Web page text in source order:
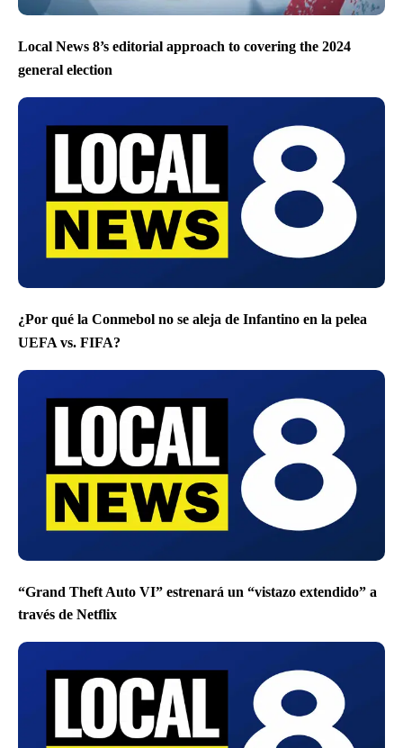
Local News 8’s editorial approach to covering the 2024
general election
¿Por qué la Conmebol no se aleja de Infantino en la pelea
UEFA vs. FIFA?
“Grand Theft Auto VI” estrenará un “vistazo extendido” a
través de Netflix